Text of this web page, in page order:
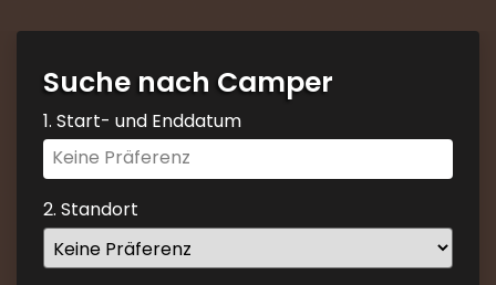
Suche nach Camper
1. Start- und Enddatum
Navigate
forward
to
interact
with
2. Standort